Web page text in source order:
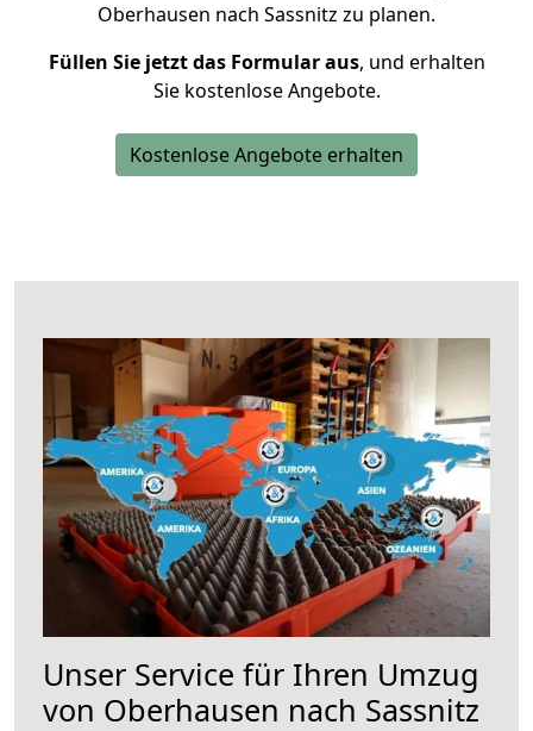
Oberhausen nach Sassnitz zu planen.
Füllen Sie jetzt das Formular aus, und erhalten
Sie kostenlose Angebote.
Kostenlose Angebote erhalten
Unser Service für Ihren Umzug
von Oberhausen nach Sassnitz